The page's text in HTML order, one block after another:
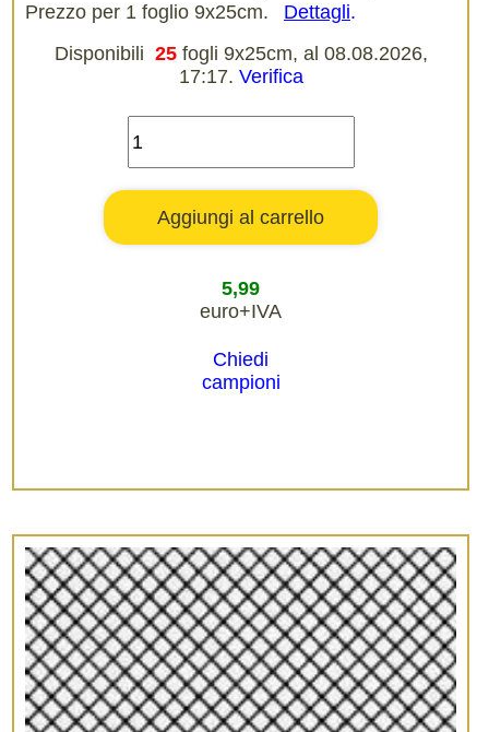
Prezzo per 1 foglio 9x25cm.
Dettagli.
Disponibili 25 fogli 9x25cm, al 08.08.2026,
17:17. Verifica
5,99
euro+IVA
Chiedi
campioni